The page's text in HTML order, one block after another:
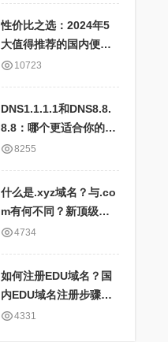
性价比之选：2024年5
大值得推荐的国内便宜
云服务器商家盘点
10723
DNS1.1.1.1和DNS8.8.
8.8：哪个更适合你的网
络需求？比较国内外公
8255
什么是.xyz域名？与.co
m有何不同？新顶级域
名.xyz的特点及应用场
4734
如何注册EDU域名？国
内EDU域名注册步骤和
要求详解
4331